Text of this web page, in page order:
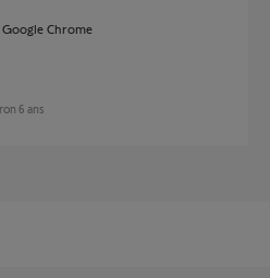
Google Chrome
6 ans